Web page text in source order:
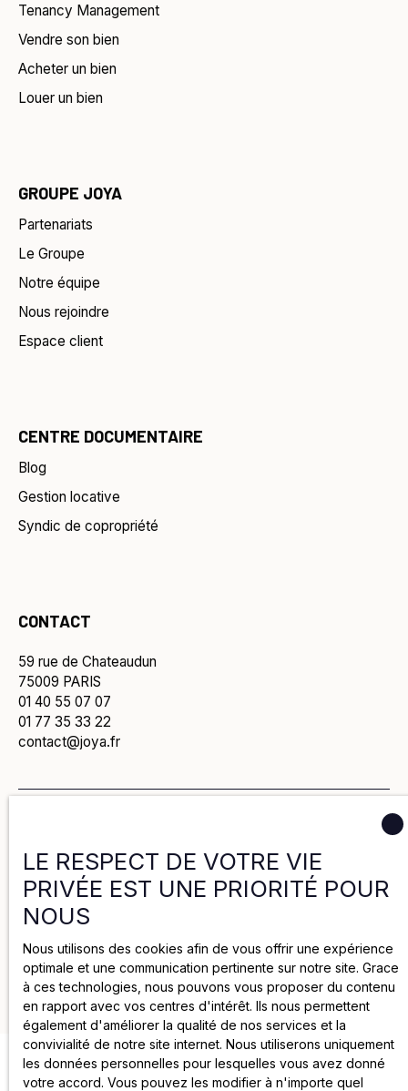
Tenancy Management
Vendre son bien
Acheter un bien
Louer un bien
GROUPE JOYA
Partenariats
Le Groupe
Notre équipe
Nous rejoindre
Espace client
CENTRE DOCUMENTAIRE
Blog
Gestion locative
Syndic de copropriété
CONTACT
59 rue de Chateaudun
75009 PARIS
01 40 55 07 07
01 77 35 33 22
contact@joya.fr
Politique de cookies
Mentions légales
2025 par Groupe Joya
LE RESPECT DE VOTRE VIE
PRIVÉE EST UNE PRIORITÉ POUR
NOUS
Nous utilisons des cookies afin de vous offrir une expérience
optimale et une communication pertinente sur notre site. Grace
à ces technologies, nous pouvons vous proposer du contenu
en rapport avec vos centres d'intérêt. Ils nous permettent
également d'améliorer la qualité de nos services et la
convivialité de notre site internet. Nous utiliserons uniquement
les données personnelles pour lesquelles vous avez donné
votre accord. Vous pouvez les modifier à n'importe quel